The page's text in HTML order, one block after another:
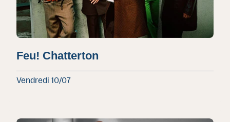
Feu! Chatterton
Vendredi 10/07